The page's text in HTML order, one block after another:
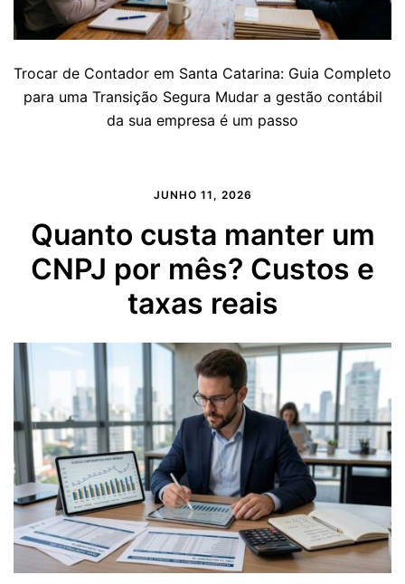
Trocar de Contador em Santa Catarina: Guia Completo
para uma Transição Segura Mudar a gestão contábil
da sua empresa é um passo
JUNHO 11, 2026
Quanto custa manter um
CNPJ por mês? Custos e
taxas reais